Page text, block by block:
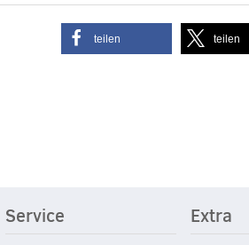
teilen teilen
Service Extra